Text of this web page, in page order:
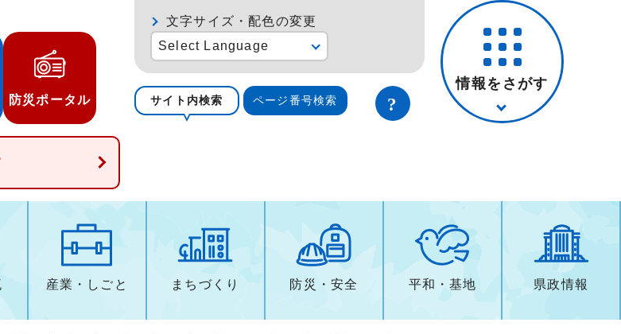
防災ポータル
文字サイズ・配色の変更
Select Language
サイト内検索 ページ番号検索
情報をさがす
産業・しごと まちづくり 防災・安全 平和・基地 県政情報